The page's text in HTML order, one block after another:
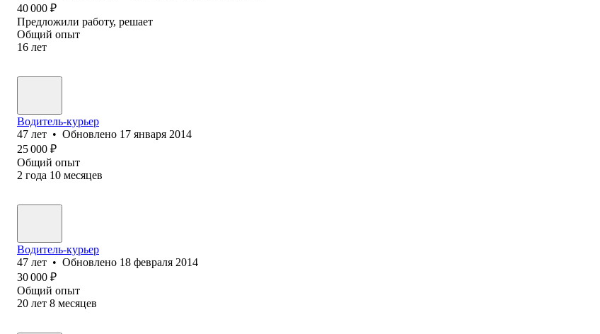
40 000 ₽
Предложили работу, решает
Общий опыт
16 лет
Водитель-курьер
47 лет • Обновлено 17 января 2014
25 000 ₽
Общий опыт
2 года 10 месяцев
Водитель-курьер
47 лет • Обновлено 18 февраля 2014
30 000 ₽
Общий опыт
20 лет 8 месяцев